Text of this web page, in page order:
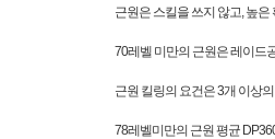
근원은 스킬을 쓰지 않고, 높
70레벨 미만의 근원은 레이드
근원 킬링의 요건은 3개 이상
78레벨미만의 근원 평균